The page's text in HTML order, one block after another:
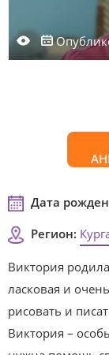
Дата
Регион:
Виктория
ласковая и
рисовать и
Виктория –